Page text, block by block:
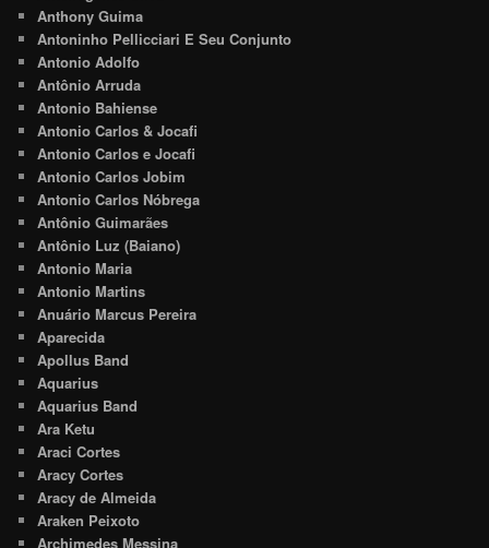
Anthony Guima
Antoninho Pellicciari E Seu Conjunto
Antonio Adolfo
Antônio Arruda
Antonio Bahiense
Antonio Carlos & Jocafi
Antonio Carlos e Jocafi
Antonio Carlos Jobim
Antonio Carlos Nóbrega
Antônio Guimarães
Antônio Luz (Baiano)
Antonio Maria
Antonio Martins
Anuário Marcus Pereira
Aparecida
Apollus Band
Aquarius
Aquarius Band
Ara Ketu
Araci Cortes
Aracy Cortes
Aracy de Almeida
Araken Peixoto
Archimedes Messina